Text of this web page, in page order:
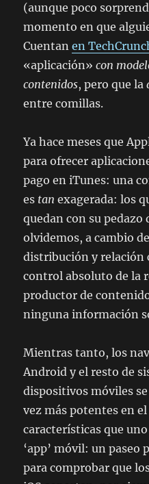
(aunque poco
momento en que
Cuentanen
«aplicación»con
contenidos, pero que la
entre comillas.
Ya hace meses que
para ofrecer
pago en iTunes: una
es tan exagerada: los
quedan con su pedazo
olvidemos, a cambio
distribución y relación
control absoluto de la
productor de
ninguna información
Mientras tanto, los
Android y el resto de
dispositivos móviles
vez más potentes en
características que
‘app’ móvil: un paseo
para comprobar que